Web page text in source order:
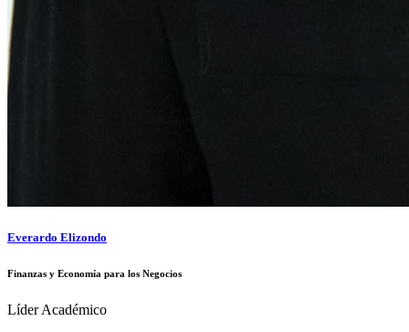
Everardo Elizondo
Finanzas y Economía para los Negocios
Líder Académico